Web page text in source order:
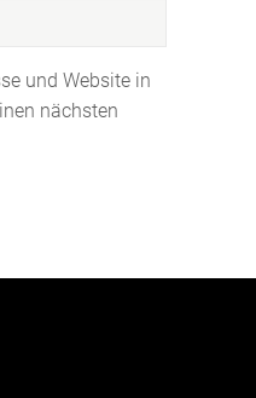
und Website in
nächsten